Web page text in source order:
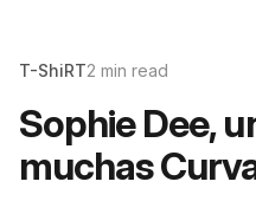
T-ShiRT2 min read
Sophie Dee,
muchas